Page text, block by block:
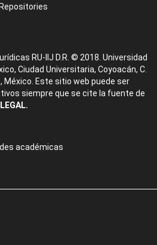
RU-IIJ D.R. © 2018. Universidad
Ciudad Universitaria, Coyoacán, C.
México. Este sitio web puede ser
siempre que se cite la fuente de
académicas